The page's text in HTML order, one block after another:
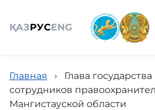
ҚАЗРУСENG
Главная ›
Глава
сотрудников
Мангистауской области